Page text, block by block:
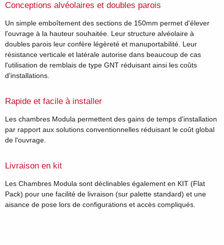
Conceptions alvéolaires et doubles parois
Un simple emboîtement des sections de 150mm permet d'élever
l'ouvrage à la hauteur souhaitée. Leur structure alvéolaire à
doubles parois leur confère légèreté et manuportabilité. Leur
résistance verticale et latérale autorise dans beaucoup de cas
l'utilisation de remblais de type GNT réduisant ainsi les coûts
d'installations.
Rapide et facile à installer
Les chambres Modula permettent des gains de temps d'installation
par rapport aux solutions conventionnelles réduisant le coût global
de l'ouvrage.
Livraison en kit
Les Chambres Modula sont déclinables également en KIT (Flat
Pack) pour une facilité de livraison (sur palette standard) et une
aisance de pose lors de configurations et accès compliqués.